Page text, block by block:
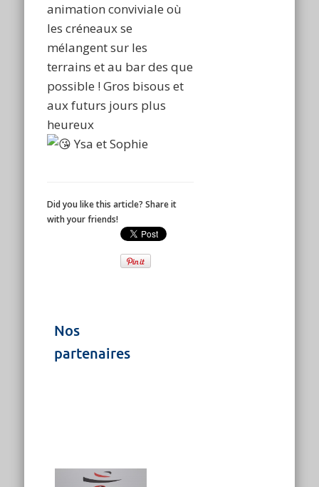
animation conviviale où
les créneaux se
mélangent sur les
terrains et au bar des que
possible ! Gros bisous et
aux futurs jours plus
heureux
Ysa et Sophie
Did you like this article? Share it
with your friends!
Nos
partenaires